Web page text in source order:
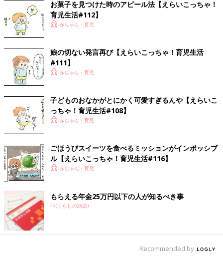
お菓子を見つけた時のアピール法【えらいこっちゃ！
育児生活#112】
赤ちゃん・育児
娘の切ない発言再び【えらいこっちゃ！育児生活
#111】
赤ちゃん・育児
子どものおなかがとにかく可愛すぎるんや【えらいこ
っちゃ！育児生活#108】
赤ちゃん・育児
ごほうびスイーツを食べるミッションがインポッシブ
ル【えらいこっちゃ！育児生活#116】
赤ちゃん・育児
もらえる年金25万円以下の人が知るべき事
PR(くらしの話題)
Recommended by